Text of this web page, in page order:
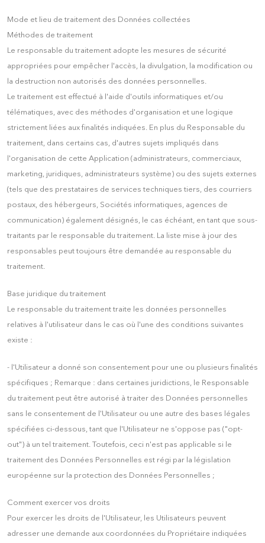
Mode et lieu de traitement des Données collectées
Méthodes de traitement
Le responsable du traitement adopte les mesures de sécurité
appropriées pour empêcher l'accès, la divulgation, la modification ou
la destruction non autorisés des données personnelles.
Le traitement est effectué à l'aide d'outils informatiques et/ou
télématiques, avec des méthodes d'organisation et une logique
strictement liées aux finalités indiquées. En plus du Responsable du
traitement, dans certains cas, d'autres sujets impliqués dans
l'organisation de cette Application (administrateurs, commerciaux,
marketing, juridiques, administrateurs système) ou des sujets externes
(tels que des prestataires de services techniques tiers, des courriers
postaux, des hébergeurs, Sociétés informatiques, agences de
communication) également désignés, le cas échéant, en tant que sous-
traitants par le responsable du traitement. La liste mise à jour des
responsables peut toujours être demandée au responsable du
traitement.
Base juridique du traitement
Le responsable du traitement traite les données personnelles
relatives à l'utilisateur dans le cas où l'une des conditions suivantes
existe :
- l'Utilisateur a donné son consentement pour une ou plusieurs finalités
spécifiques ; Remarque : dans certaines juridictions, le Responsable
du traitement peut être autorisé à traiter des Données personnelles
sans le consentement de l'Utilisateur ou une autre des bases légales
spécifiées ci-dessous, tant que l'Utilisateur ne s'oppose pas ("opt-
out") à un tel traitement. Toutefois, ceci n'est pas applicable si le
traitement des Données Personnelles est régi par la législation
européenne sur la protection des Données Personnelles ;
Comment exercer vos droits
Pour exercer les droits de l'Utilisateur, les Utilisateurs peuvent
adresser une demande aux coordonnées du Propriétaire indiquées